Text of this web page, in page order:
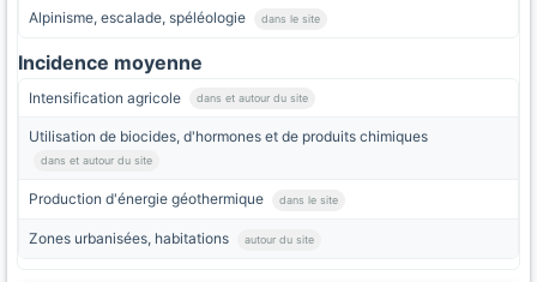
Alpinisme, escalade, spéléologie dans le site
Incidence moyenne
Intensification agricole dans et autour du site
Utilisation de biocides, d'hormones et de produits chimiques
dans et autour du site
Production d'énergie géothermique dans le site
Zones urbanisées, habitations autour du site